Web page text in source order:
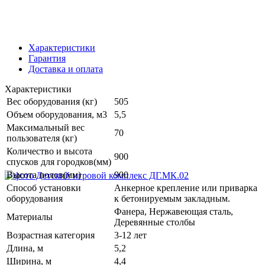
Характеристики
Гарантия
Доставка и оплата
Характеристики
Вес оборудования (кг)
505
Объем оборудования, м3
5,5
Максимальный вес
пользователя (кг)
70
Количество и высота
спусков для городков(мм)
900
Высота полов(мм)
900
Способ установки
оборудования
Анкерное крепление или приварка
к бетонируемым закладным.
Материалы
Фанера, Нержавеющая сталь,
Деревянные столбы
Возрастная категория
3-12 лет
Длина, м
5,2
Ширина, м
4,4